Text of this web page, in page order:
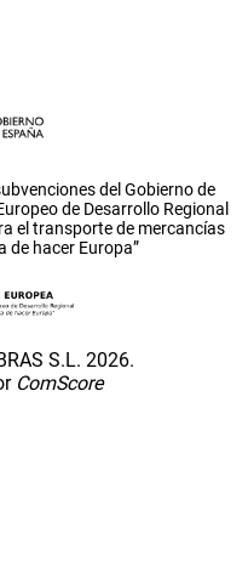
del Gobierno de
de Desarrollo Regional
el transporte de mercancías
de hacer Europa”
S.L. 2026.
ComScore